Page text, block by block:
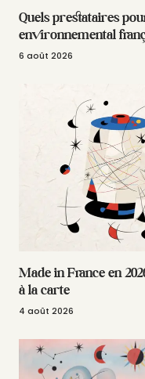
Quels prestataires
environnemental
6 août 2026
Made in France en
à la carte
4 août 2026